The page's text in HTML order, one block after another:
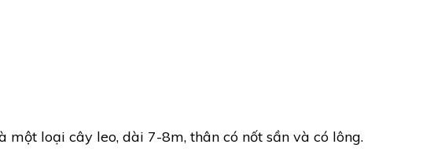
một loại cây leo, dài 7-8m, thân có nốt sần và có lông.